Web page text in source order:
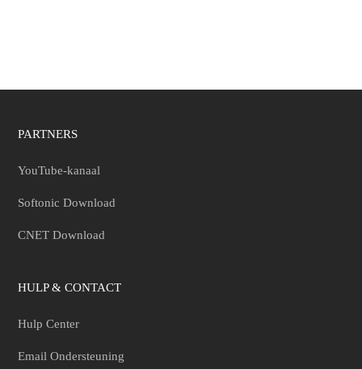
PARTNERS
YouTube-kanaal
Softonic Download
CNET Download
HULP & CONTACT
Hulp Center
Email Ondersteuning